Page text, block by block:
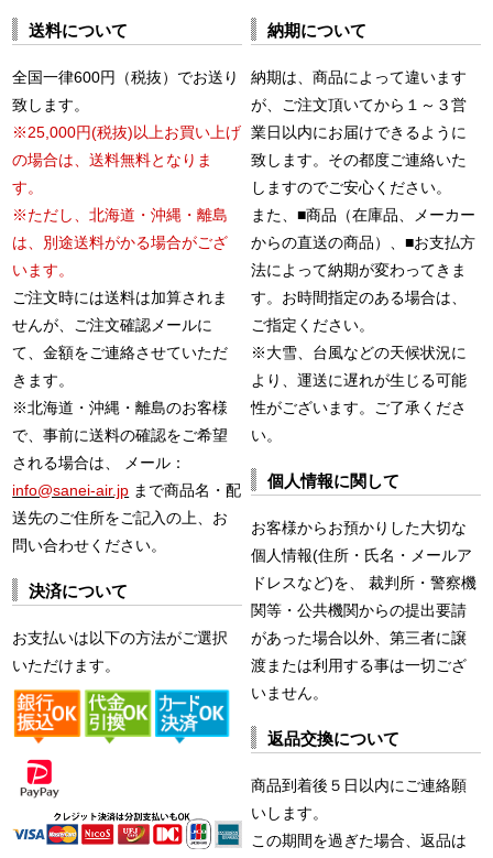
送料について
全国一律600円（税抜）でお送り
致します。
※25,000円(税抜)以上お買い上げ
の場合は、送料無料となりま
す。
※ただし、北海道・沖縄・離島
は、別途送料がかる場合がござ
います。
ご注文時には送料は加算されま
せんが、ご注文確認メールに
て、金額をご連絡させていただ
きます。
※北海道・沖縄・離島のお客様
で、事前に送料の確認をご希望
される場合は、 メール：
info@sanei-air.jp まで商品名・配
送先のご住所をご記入の上、お
問い合わせください。
決済について
お支払いは以下の方法がご選択
いただけます。
納期について
納期は、商品によって違います
が、ご注文頂いてから１～３営
業日以内にお届けできるように
致します。その都度ご連絡いた
しますのでご安心ください。
また、■商品（在庫品、メーカー
からの直送の商品）、■お支払方
法によって納期が変わってきま
す。お時間指定のある場合は、
ご指定ください。
※大雪、台風などの天候状況に
より、運送に遅れが生じる可能
性がございます。ご了承くださ
い。
個人情報に関して
お客様からお預かりした大切な
個人情報(住所・氏名・メールア
ドレスなど)を、 裁判所・警察機
関等・公共機関からの提出要請
があった場合以外、第三者に譲
渡または利用する事は一切ござ
いません。
返品交換について
商品到着後５日以内にご連絡願
いします。
この期間を過ぎた場合、返品は